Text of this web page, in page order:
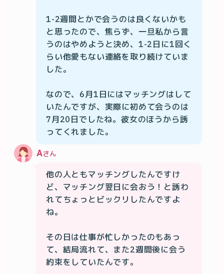
1-2週間とかで会うのは良くないかも
と思ったので、焦らず、一旦私から言
うのはやめようと決め、1-2日に1回く
らい他愛もない連絡を取り続けていま
した。
なので、6月1日にはマッチングはして
いたんですが、実際に初めて会うのは
7月20日でしたね。彼女のほうから誘
ってくれました。
Aさん
他の人ともマッチングしたんですけ
ど、マッチング翌日に会おう！と誘わ
れてちょっとビックリしたんですよ
ね。
その日は仕事が忙しかったのもあっ
て、結局流れて、また2週間後に会う
約束をしていたんです。